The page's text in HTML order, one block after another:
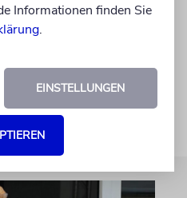
Interpretationen
beschäftigen.
Informationen finden Sie
.
EINSTELLUNGEN